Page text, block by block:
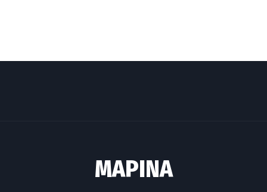
ΜΑΡΙΝΑ